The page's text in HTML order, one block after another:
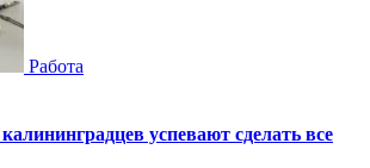
Работа
успевают сделать все